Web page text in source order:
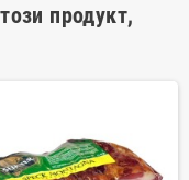
продукт,